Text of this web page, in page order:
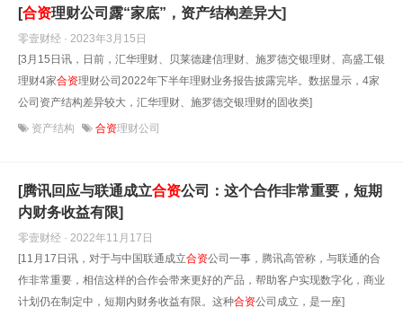
[合资理财公司露“家底”，资产结构差异大]
零壹财经 · 2023年3月15日
[3月15日讯，日前，汇华理财、贝莱德建信理财、施罗德交银理财、高盛工银
理财4家合资理财公司2022年下半年理财业务报告披露完毕。数据显示，4家
公司资产结构差异较大，汇华理财、施罗德交银理财的固收类]
资产结构 合资理财公司
[腾讯回应与联通成立合资公司：这个合作非常重要，短期
内财务收益有限]
零壹财经 · 2022年11月17日
[11月17日讯，对于与中国联通成立合资公司一事，腾讯高管称，与联通的合
作非常重要，相信这样的合作会带来更好的产品，帮助客户实现数字化，商业
计划仍在制定中，短期内财务收益有限。这种合资公司成立，是一座]